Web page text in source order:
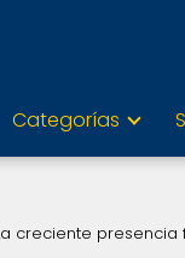
Categorías
creciente